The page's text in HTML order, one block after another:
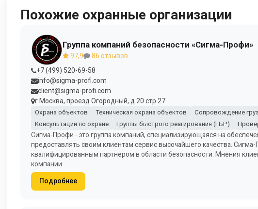
Похожие охранные организации
Группа компаний безопасности «Сигма-Профи»
97,9
86 отзывов
+7 (499) 520-69-58
info@sigma-profi.com
client@sigma-profi.com
г Москва, проезд Огородный, д 20 стр 27
Охрана объектов Техническая охрана объектов Сопровождение
Консультации по охране
Группы быстрого реагирования (ГБР)
Сигма-Профи - это группа компаний, специализирующаяся на
предоставлять своим клиентам сервис высочайшего качества.
квалифицированным партнером в области безопасности. Мнения
компании.
Подробнее